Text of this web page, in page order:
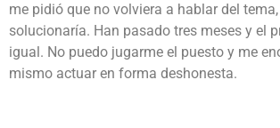
me pidió que no volviera a hablar del
solucionaría. Han pasado tres meses y el
igual. No puedo jugarme el puesto y me
mismo actuar en forma deshonesta.